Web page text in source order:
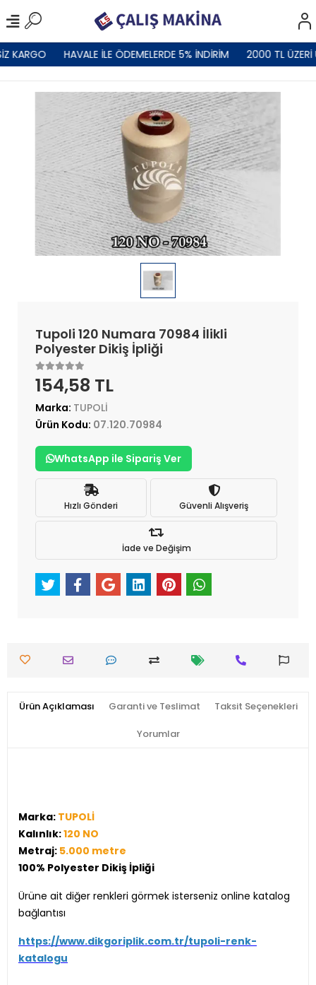
KARGO HAVALE İLE ÖDEMELERDE 5% İNDİRİM 2000 TL ÜZERİ
Tupoli 120 Numara 70984 İlikli
Polyester Dikiş İpliği
154,58 TL
Marka: TUPOLİ
Ürün Kodu: 07.120.70984
WhatsApp ile Sipariş Ver
Hızlı Gönderi Güvenli Alışveriş
İade ve Değişim
Ürün Açıklaması Garanti ve Teslimat Taksit Seçenekleri
Yorumlar
Marka: TUPOLİ
Kalınlık:120 NO
Metraj: 5.000 metre
100% Polyester Dikiş İpliği
Ürüne ait diğer renkleri görmek isterseniz online katalog
bağlantısı
https://www.dikgoriplik.com.tr/tupoli-renk-
katalogu